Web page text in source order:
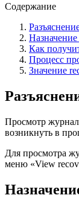
Содержание
Как
Процесс
Значение
Просмотр
возникнуть в
Для просмотра
меню «View